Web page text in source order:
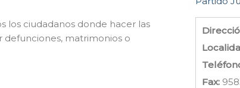
los ciudadanos donde hacer las
defunciones, matrimonios o
Fax: